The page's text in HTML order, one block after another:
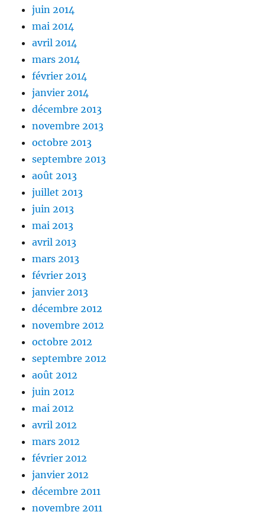
juin 2014
mai 2014
avril 2014
mars 2014
février 2014
janvier 2014
décembre 2013
novembre 2013
octobre 2013
septembre 2013
août 2013
juillet 2013
juin 2013
mai 2013
avril 2013
mars 2013
février 2013
janvier 2013
décembre 2012
novembre 2012
octobre 2012
septembre 2012
août 2012
juin 2012
mai 2012
avril 2012
mars 2012
février 2012
janvier 2012
décembre 2011
novembre 2011